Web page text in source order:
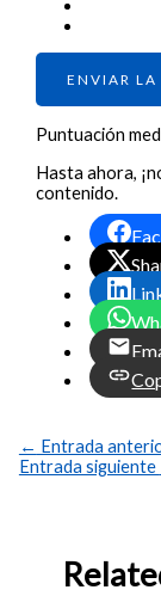
ENVIAR
Puntuación
Hasta ahora,
contenido.
← Entrada
Entrada siguiente